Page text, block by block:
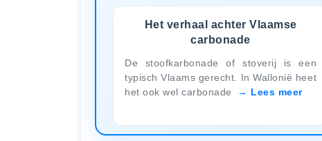
Het verhaal achter Vlaamse
carbonade
De stoofkarbonade of stoverij is een
typisch Vlaams gerecht. In Wallonië heet
het ook wel carbonade
Lees meer